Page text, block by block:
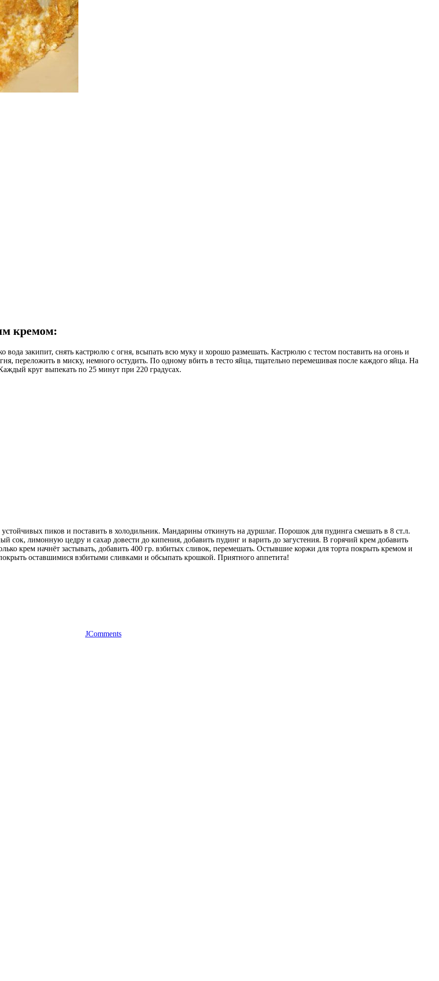
кремом:
вода закипит, снять кастрюлю с огня, всыпать всю муку и хорошо размешать. Кастрюлю с тестом поставить на огонь и
переложить в миску, немного остудить. По одному вбить в тесто яйца, тщательно перемешивая после каждого яйца. На
круг выпекать по 25 минут при 220 градусах.
пиков и поставить в холодильник. Мандарины откинуть на дуршлаг. Порошок для пудинга смешать в 8 ст.л.
сок, лимонную цедру и сахар довести до кипения, добавить пудинг и варить до загустения. В горячий крем добавить
крем начнёт застывать, добавить 400 гр. взбитых сливок, перемешать. Остывшие коржи для торта покрыть кремом и
оставшимися взбитыми сливками и обсыпать крошкой. Приятного аппетита!
JComments